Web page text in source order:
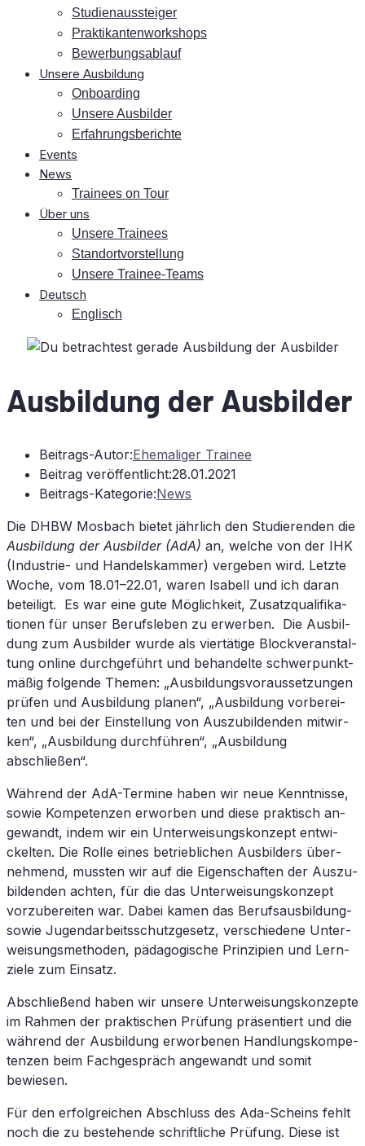
Stu­di­en­aus­stei­ger
Prak­ti­kan­ten­work­shops
Be­wer­bungs­ab­lauf
Un­se­re Ausbildung
On­boar­ding
Un­se­re Ausbilder
Er­fah­rungs­be­rich­te
Events
News
Trai­nees on Tour
Über uns
Un­se­re Trainees
Stand­ort­vor­stel­lung
Un­se­re Trainee-Teams
Deutsch
Eng­lisch
Aus­bil­dung der Ausbilder
Beitrags-Autor:Ehemaliger Trainee
Beitrag veröffentlicht:28.01.2021
Beitrags-Kategorie:News
Die DHBW Mos­bach bie­tet jähr­lich den Stu­die­ren­den die
Aus­bil­dung der Aus­bil­der (AdA) an, wel­che von der IHK
(In­dus­trie- und Han­dels­kam­mer) ver­ge­ben wird. Letz­te
Wo­che, vom 18.01–22.01, wa­ren Isa­bell und ich dar­an
be­tei­ligt. Es war eine gute Mög­lich­keit, Zu­satz­qua­li­fi­ka­
tio­nen für un­ser Be­rufs­le­ben zu er­wer­ben. Die Aus­bil­
dung zum Aus­bil­der wur­de als vier­tä­ti­ge Block­ver­an­stal­
tung on­line durch­ge­führt und be­han­del­te schwer­punkt­
mä­ßig fol­gen­de The­men: „Aus­bil­dungs­vor­aus­set­zun­gen
prü­fen und Aus­bil­dung pla­nen“, „Aus­bil­dung vor­be­rei­
ten und bei der Ein­stel­lung von Aus­zu­bil­den­den mit­wir­
ken“, „Aus­bil­dung durch­füh­ren“, „Aus­bil­dung
abschließen“.
Wäh­rend der AdA-Ter­mi­ne ha­ben wir neue Kennt­nis­se,
so­wie Kom­pe­ten­zen er­wor­ben und die­se prak­tisch an­
ge­wandt, in­dem wir ein Un­ter­wei­sungs­kon­zept ent­wi­
ckel­ten. Die Rol­le ei­nes be­trieb­li­chen Aus­bil­ders über­
neh­mend, muss­ten wir auf die Ei­gen­schaf­ten der Aus­zu­
bil­den­den ach­ten, für die das Un­ter­wei­sungs­kon­zept
vor­zu­be­rei­ten war. Da­bei ka­men das Be­rufs­aus­bil­dung-
so­wie Ju­gend­ar­beits­schutz­ge­setz, ver­schie­de­ne Un­ter­
wei­sungs­me­tho­den, päd­ago­gi­sche Prin­zi­pi­en und Lern­
zie­le zum Einsatz.
Ab­schlie­ßend ha­ben wir un­se­re Un­ter­wei­sungs­kon­zep­te
im Rah­men der prak­ti­schen Prü­fung prä­sen­tiert und die
wäh­rend der Aus­bil­dung er­wor­be­nen Hand­lungs­kom­pe­
ten­zen beim Fach­ge­spräch an­ge­wandt und so­mit
bewiesen.
Für den er­folg­rei­chen Ab­schluss des Ada-Scheins fehlt
noch die zu be­stehen­de schrift­li­che Prü­fung. Die­se ist